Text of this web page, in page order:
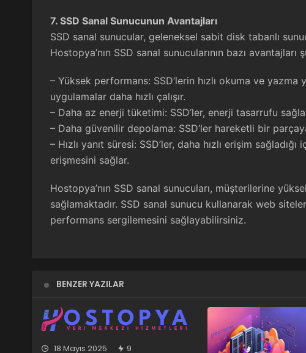
7. SSD Sanal Sunucunun Avantajları
SSD sanal sunucular, geleneksel sabit disk tabanlı
Hostopya’nın SSD sanal sunucularının bazı avantajları
– Yüksek performans: SSD’lerin hızlı okuma ve
uygulamalar daha hızlı çalışır.
– Daha az enerji tüketimi: SSD’ler, enerji tasarrufu
– Daha güvenilir depolama: SSD’ler hareketli bir
– Hızlı yanıt süresi: SSD’ler, daha hızlı erişim
erişmesini sağlar.
Hostopya’nın SSD sanal sunucuları, müşterilerine
sağlamaktadır. SSD sanal sunucu kullanarak web
performans sergilemesini sağlayabilirsiniz.
BENZER YAZILAR
18 Mayıs 2025 9